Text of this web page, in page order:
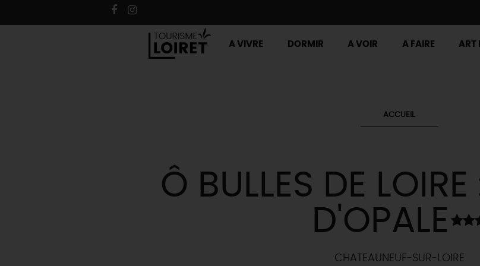
A VIVRE DORMIR A VOIR A FAIRE ART
ACCUEIL
Ô BULLES DE LOIRE
D'OPALE
CHATEAUNEUF-SUR-LOIRE